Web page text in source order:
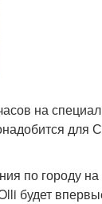
на
для
по городу на
будет